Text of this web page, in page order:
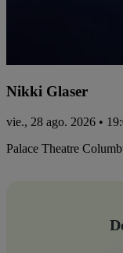
Nikki Glaser
vie., 28 ago. 2026 •
Palace Theatre